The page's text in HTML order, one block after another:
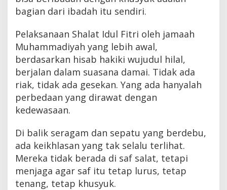
bagian dari ibadah itu sendiri.
Pelaksanaan Shalat Idul Fitri oleh jamaah
Muhammadiyah yang lebih awal,
berdasarkan hisab hakiki wujudul hilal,
berjalan dalam suasana damai. Tidak ada
riak, tidak ada gesekan. Yang ada hanyalah
perbedaan yang dirawat dengan
kedewasaan.
Di balik seragam dan sepatu yang berdebu,
ada keikhlasan yang tak selalu terlihat.
Mereka tidak berada di saf salat, tetapi
menjaga agar saf itu tetap lurus, tetap
tenang, tetap khusyuk.